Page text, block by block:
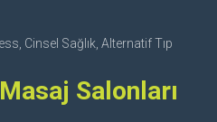
Cinsel Sağlık, Alternatif Tıp
Salonları